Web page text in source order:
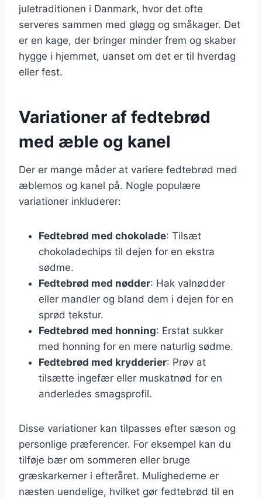
juletraditionen i Danmark, hvor det ofte
serveres sammen med gløgg og småkager. Det
er en kage, der bringer minder frem og skaber
hygge i hjemmet, uanset om det er til hverdag
eller fest.
Variationer af fedtebrød
med æble og kanel
Der er mange måder at variere fedtebrød med
æblemos og kanel på. Nogle populære
variationer inkluderer:
Fedtebrød med chokolade: Tilsæt
chokoladechips til dejen for en ekstra
sødme.
Fedtebrød med nødder: Hak valnødder
eller mandler og bland dem i dejen for en
sprød tekstur.
Fedtebrød med honning: Erstat sukker
med honning for en mere naturlig sødme.
Fedtebrød med krydderier: Prøv at
tilsætte ingefær eller muskatnød for en
anderledes smagsprofil.
Disse variationer kan tilpasses efter sæson og
personlige præferencer. For eksempel kan du
tilføje bær om sommeren eller bruge
græskarkerner i efteråret. Mulighederne er
næsten uendelige, hvilket gør fedtebrød til en